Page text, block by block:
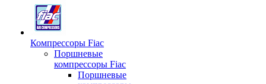
Компрессоры Fiac
Поршневые
компрессоры Fiac
Поршневые